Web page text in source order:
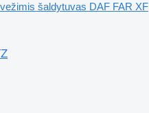
šaldytuvas DAF FAR XF